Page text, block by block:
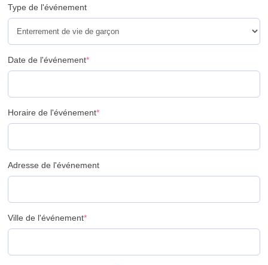
Type de l'événement
Date de l'événement*
Horaire de l'événement*
Adresse de l'événement
Ville de l'événement*